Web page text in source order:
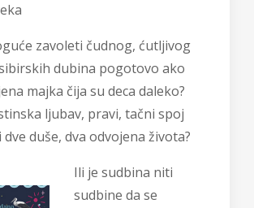
zavoleti čudnog, ćutljivog
dubina pogotovo ako
majka čija su deca daleko?
ljubav, pravi, tačni spoj
dve duše, dva odvojena života?
Ili je sudbina niti
sudbine da se